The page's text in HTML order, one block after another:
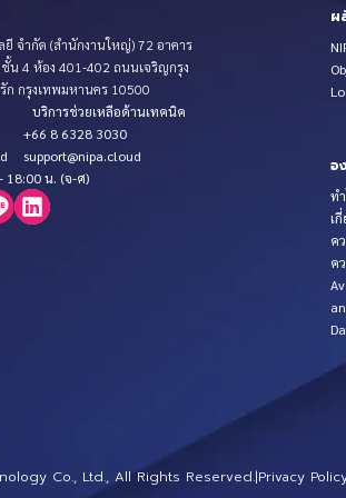
จำกัด (สำนักงานใหญ่) 72 อาคาร
น 4 ห้อง 401-402 ถนนเจริญกรุง
ก กรุงเทพมหานคร 10500
บริการช่วยเหลือด้านเทคนิค
+66 8 6328 3030
support@nipa.cloud
18:00 น. (จ-ศ)
ผ
อ
ท
เ
ค
ค
Co., Ltd., All Rights Reserved.|Privacy